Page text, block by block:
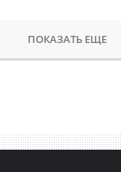
ПОКАЗАТЬ ЕЩЕ